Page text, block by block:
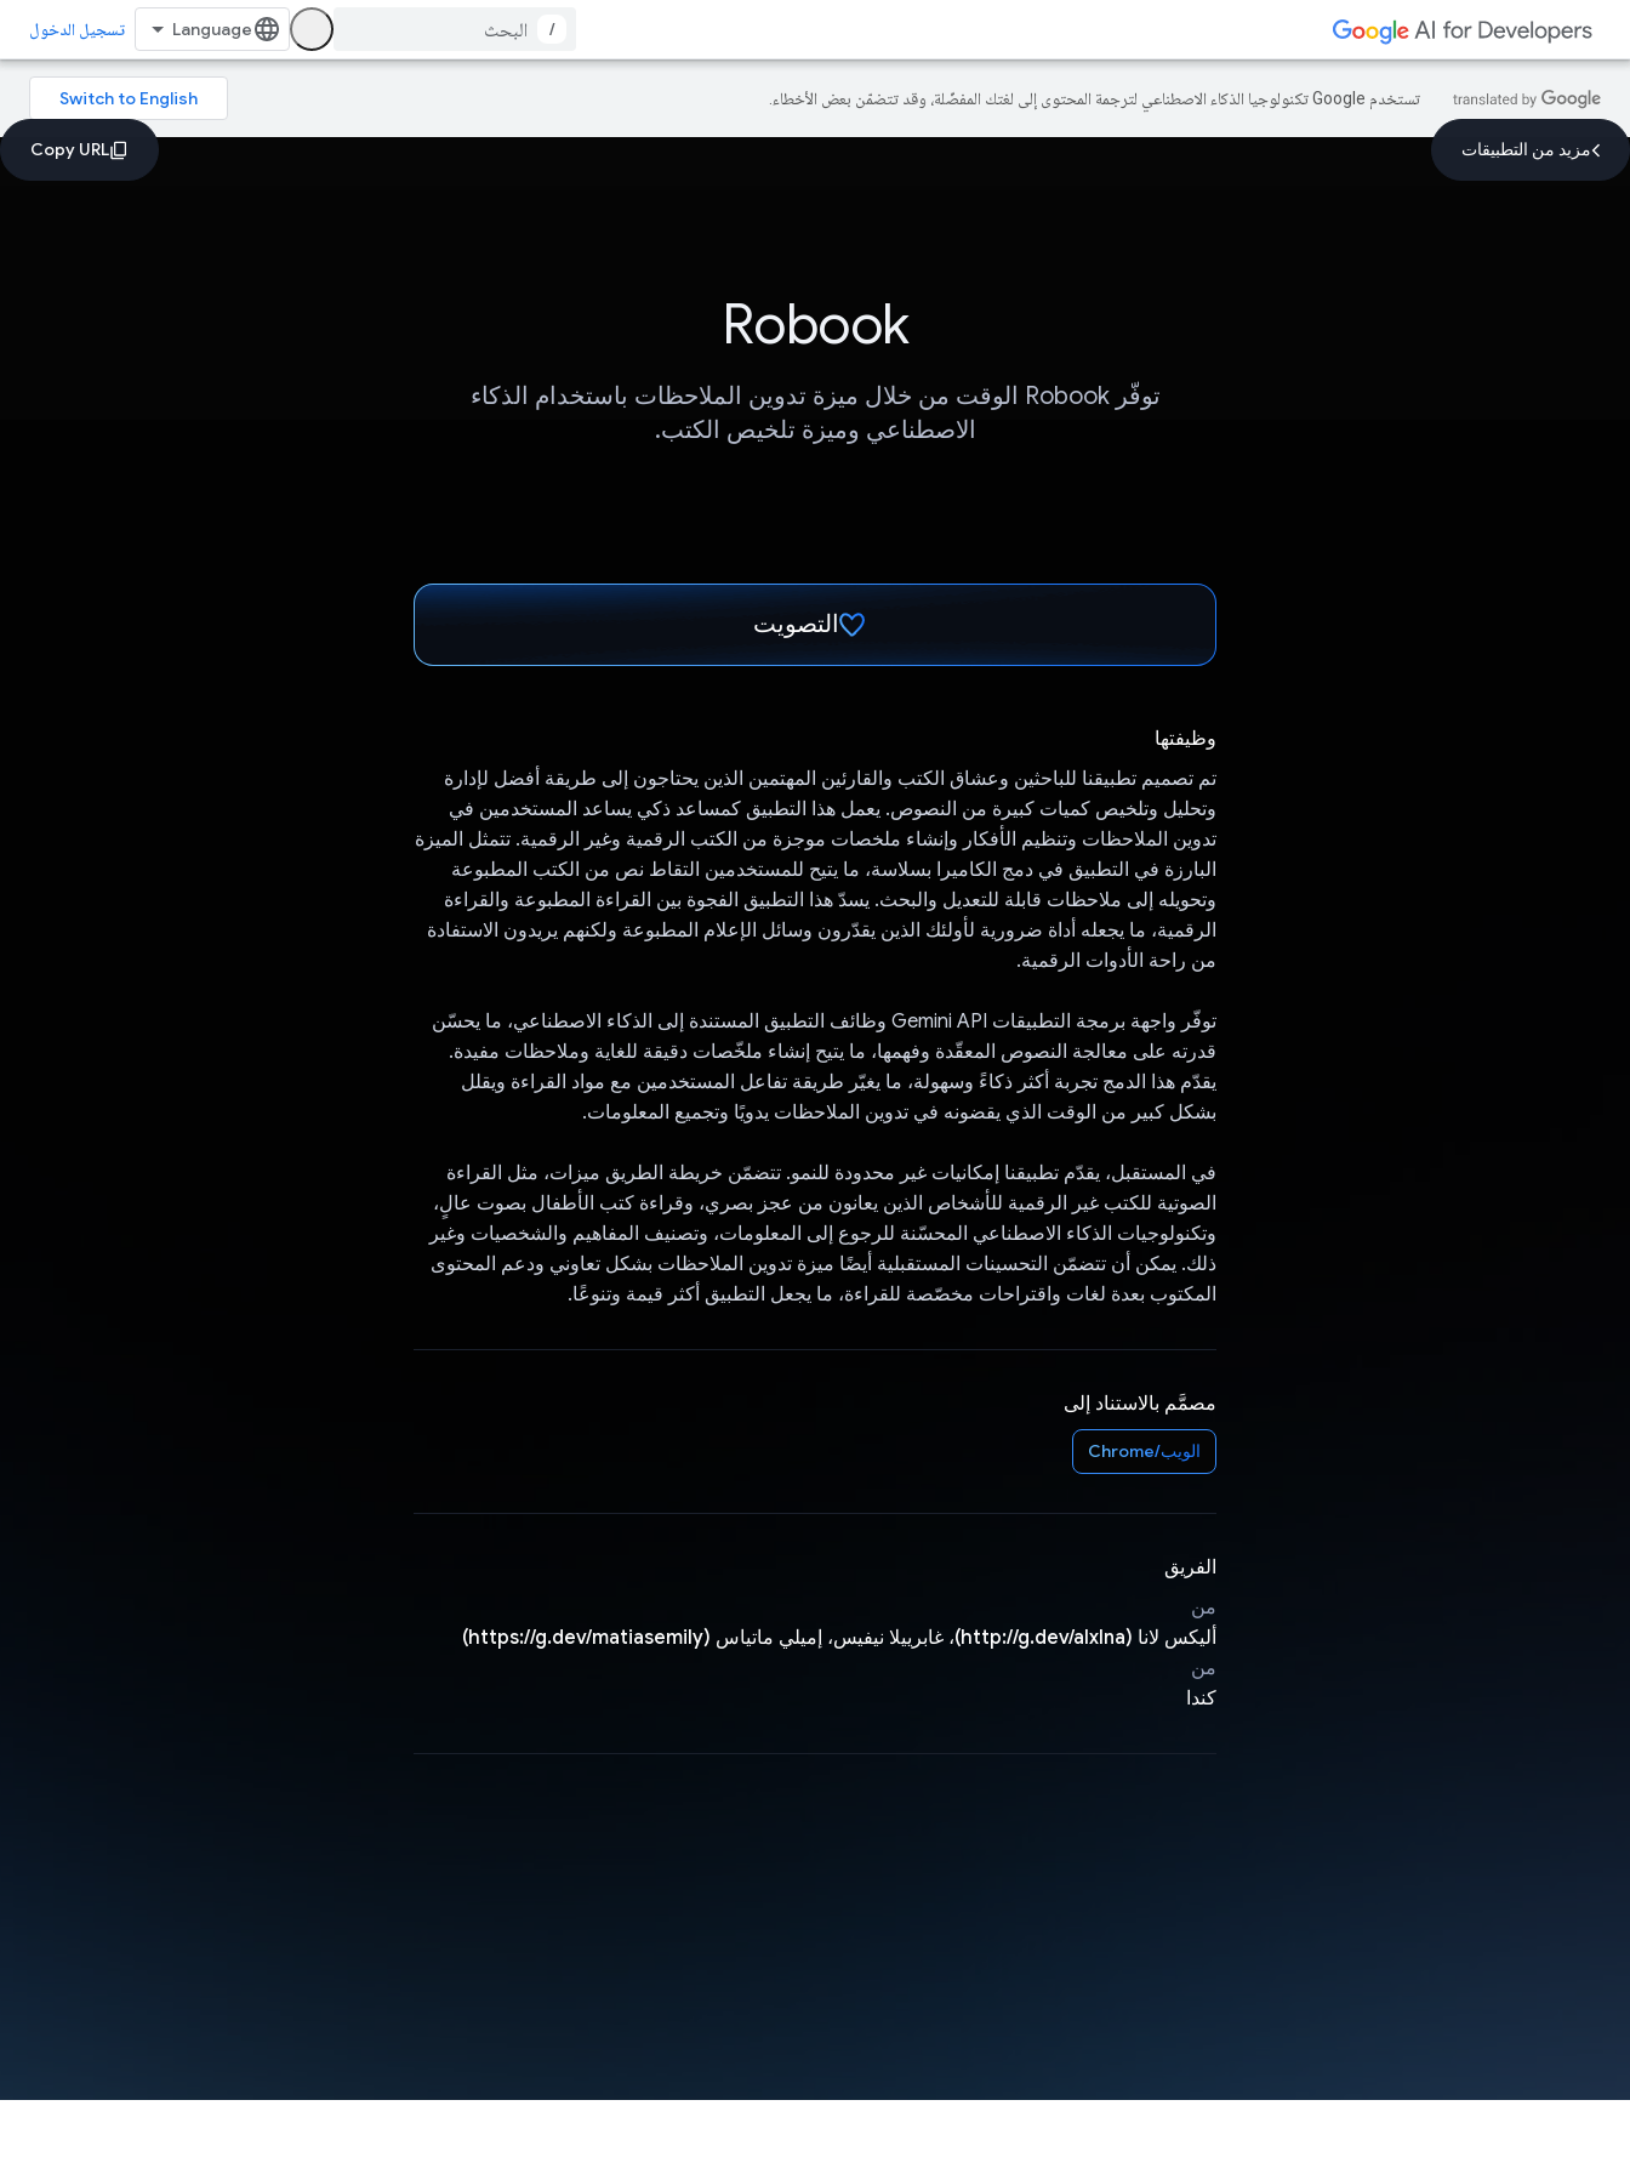
/ تسجيل الدخول
تستخدم Google تكنولوجيا الذكاء الاصطناعي لترجمة المحتوى إلى لغتك المفضّلة، وقد تتضمّن بعض الأخطاء.
مزيد من التطبيقات
Robook
توفّر Robook الوقت من خلال ميزة تدوين الملاحظات باستخدام الذكاء
الاصطناعي وميزة تلخيص الكتب.
التصويت
وظيفتها
تم تصميم تطبيقنا للباحثين وعشاق الكتب والقارئين المهتمين الذين يحتاجون إلى طريقة أفضل لإدارة
وتحليل وتلخيص كميات كبيرة من النصوص. يعمل هذا التطبيق كمساعد ذكي يساعد المستخدمين في
تدوين الملاحظات وتنظيم الأفكار وإنشاء ملخصات موجزة من الكتب الرقمية وغير الرقمية. تتمثل الميزة
البارزة في التطبيق في دمج الكاميرا بسلاسة، ما يتيح للمستخدمين التقاط نص من الكتب المطبوعة
وتحويله إلى ملاحظات قابلة للتعديل والبحث. يسدّ هذا التطبيق الفجوة بين القراءة المطبوعة والقراءة
الرقمية، ما يجعله أداة ضرورية لأولئك الذين يقدّرون وسائل الإعلام المطبوعة ولكنهم يريدون الاستفادة
من راحة الأدوات الرقمية.
توفّر واجهة برمجة التطبيقات Gemini API وظائف التطبيق المستندة إلى الذكاء الاصطناعي، ما يحسّن
قدرته على معالجة النصوص المعقّدة وفهمها، ما يتيح إنشاء ملخّصات دقيقة للغاية وملاحظات مفيدة.
يقدّم هذا الدمج تجربة أكثر ذكاءً وسهولة، ما يغيّر طريقة تفاعل المستخدمين مع مواد القراءة ويقلل
بشكل كبير من الوقت الذي يقضونه في تدوين الملاحظات يدويًا وتجميع المعلومات.
في المستقبل، يقدّم تطبيقنا إمكانيات غير محدودة للنمو. تتضمّن خريطة الطريق ميزات، مثل القراءة
الصوتية للكتب غير الرقمية للأشخاص الذين يعانون من عجز بصري، وقراءة كتب الأطفال بصوت عالٍ،
وتكنولوجيات الذكاء الاصطناعي المحسّنة للرجوع إلى المعلومات، وتصنيف المفاهيم والشخصيات وغير
ذلك. يمكن أن تتضمّن التحسينات المستقبلية أيضًا ميزة تدوين الملاحظات بشكل تعاوني ودعم المحتوى
المكتوب بعدة لغات واقتراحات مخصّصة للقراءة، ما يجعل التطبيق أكثر قيمة وتنوعًا.
مصمَّم بالاستناد إلى
الويب/Chrome
الفريق
من
أليكس لانا (http://g.dev/alxlna)، غابرييلا نيفيس، إميلي ماتياس (https://g.dev/matiasemily)
من
كندا